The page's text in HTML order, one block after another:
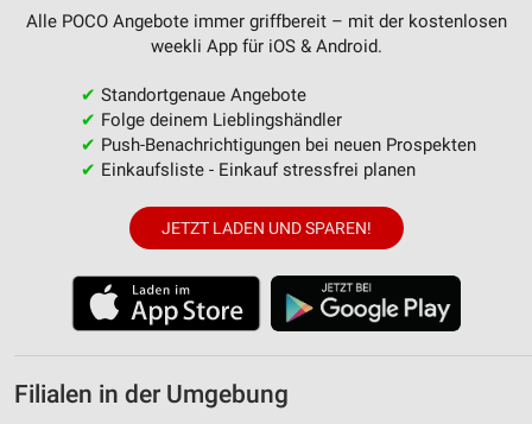
Alle POCO Angebote immer griffbereit – mit der kostenlosen
weekli App für iOS & Android.
✔ Standortgenaue Angebote
✔ Folge deinem Lieblingshändler
✔ Push-Benachrichtigungen bei neuen Prospekten
✔ Einkaufsliste - Einkauf stressfrei planen
JETZT LADEN UND SPAREN!
Filialen in der Umgebung